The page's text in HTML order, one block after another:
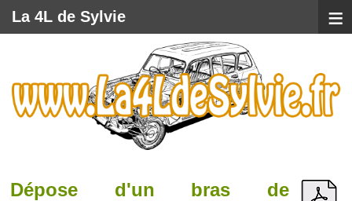
Dépose d'un bras de
La 4L de Sylvie ≡